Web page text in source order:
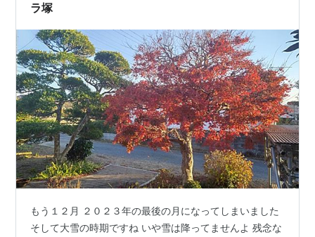
ラ塚
もう１２月 ２０２３年の最後の月になってしまいました
そして大雪の時期ですね いや雪は降ってませんよ 残念な